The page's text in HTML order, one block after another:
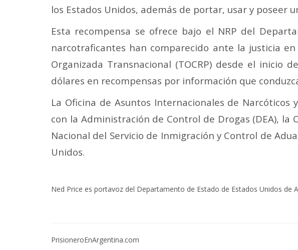
los Estados Unidos, además de portar, usar y poseer
Esta recompensa se ofrece bajo el NRP del
narcotraficantes han comparecido ante la justicia
Organizada Transnacional (TOCRP) desde el inicio
dólares en recompensas por información que
La Oficina de Asuntos Internacionales de
con la Administración de Control de Drogas (DEA), la
Nacional del Servicio de Inmigración y Control de
Unidos.
Ned Price es portavoz del Departamento de Estado de Estados Unidos de
PrisioneroEnArgentina.com